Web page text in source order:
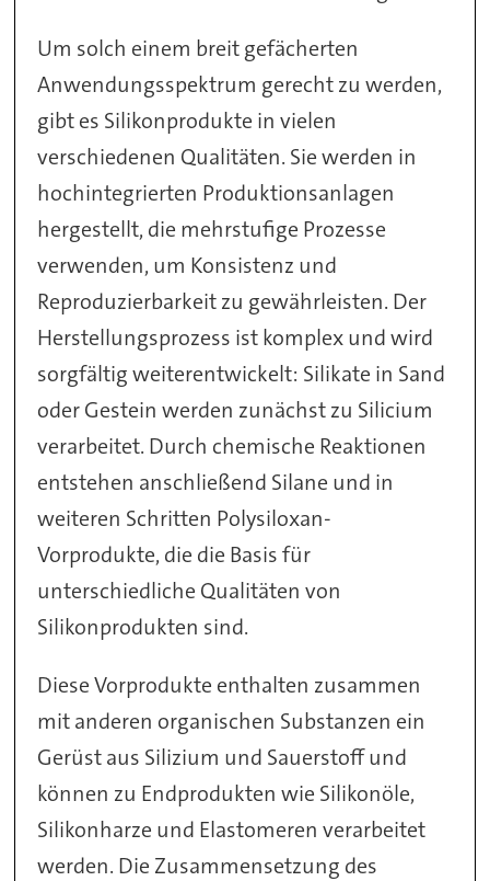
Um solch einem breit gefächerten
Anwendungsspektrum gerecht zu werden,
gibt es Silikonprodukte in vielen
verschiedenen Qualitäten. Sie werden in
hochintegrierten Produktionsanlagen
hergestellt, die mehrstufige Prozesse
verwenden, um Konsistenz und
Reproduzierbarkeit zu gewährleisten. Der
Herstellungsprozess ist komplex und wird
sorgfältig weiterentwickelt: Silikate in Sand
oder Gestein werden zunächst zu Silicium
verarbeitet. Durch chemische Reaktionen
entstehen anschließend Silane und in
weiteren Schritten Polysiloxan-
Vorprodukte, die die Basis für
unterschiedliche Qualitäten von
Silikonprodukten sind.
Diese Vorprodukte enthalten zusammen
mit anderen organischen Substanzen ein
Gerüst aus Silizium und Sauerstoff und
können zu Endprodukten wie Silikonöle,
Silikonharze und Elastomeren verarbeitet
werden. Die Zusammensetzung des